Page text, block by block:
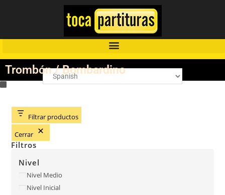
Trombón / Bombardino
Filtrar productos
Cerrar
Filtros
Nivel
Nivel Medio
Nivel Inicial